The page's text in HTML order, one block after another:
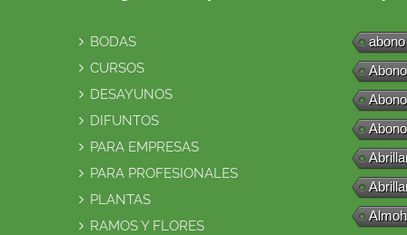
BODAS
CURSOS
DESAYUNOS
DIFUNTOS
PARA EMPRESAS
PARA PROFESIONALES
PLANTAS
RAMOS Y FLORES
abono